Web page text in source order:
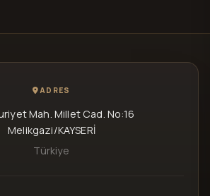
ADRES
Mah. Millet Cad. No:16
Melikgazi/KAYSERİ
Türkiye